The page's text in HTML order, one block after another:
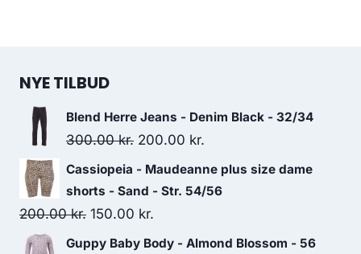
NYE TILBUD
Blend Herre Jeans - Denim Black - 32/34
300.00kr. Original
price
was:
300.00 kr..
200.00 kr.
price
is:
Cassiopeia - Maudeanne plus size dame
shorts - Sand - Str. 54/56
200.00kr. Original
price
150.00 kr.
price
Guppy Baby Body - Almond Blossom - 56